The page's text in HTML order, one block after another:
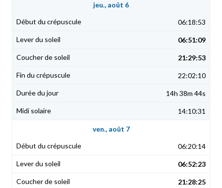
jeu., août 6
06:18:53
06:51:09
21:29:53
22:02:10
14h 38m 44s
14:10:31
ven., août 7
06:20:14
06:52:23
21:28:25